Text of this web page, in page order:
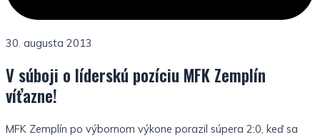
30. augusta 2013
V súboji o líderskú pozíciu MFK Zemplín
víťazne!
MFK Zemplín po výbornom výkone porazil súpera 2:0, keď sa